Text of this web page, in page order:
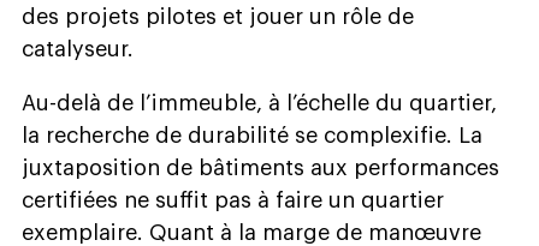
des projets pilotes et jouer un rôle de
catalyseur.
Au-delà de l’immeuble, à l’échelle du quartier,
la recherche de durabilité se complexifie. La
juxtaposition de bâtiments aux performances
certifiées ne suffit pas à faire un quartier
exemplaire. Quant à la marge de manœuvre